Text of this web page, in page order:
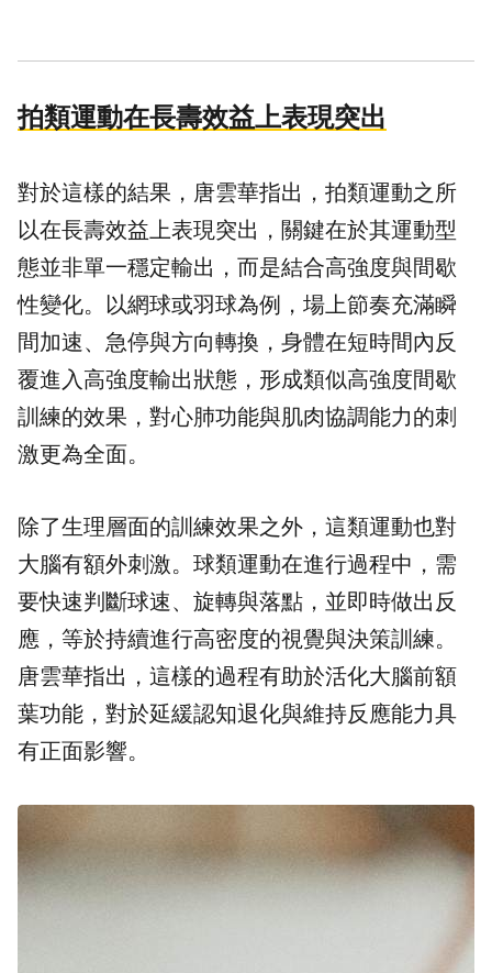
拍類運動在長壽效益上表現突出
對於這樣的結果，唐雲華指出，拍類運動之所
以在長壽效益上表現突出，關鍵在於其運動型
態並非單一穩定輸出，而是結合高強度與間歇
性變化。以網球或羽球為例，場上節奏充滿瞬
間加速、急停與方向轉換，身體在短時間內反
覆進入高強度輸出狀態，形成類似高強度間歇
訓練的效果，對心肺功能與肌肉協調能力的刺
激更為全面。
除了生理層面的訓練效果之外，這類運動也對
大腦有額外刺激。球類運動在進行過程中，需
要快速判斷球速、旋轉與落點，並即時做出反
應，等於持續進行高密度的視覺與決策訓練。
唐雲華指出，這樣的過程有助於活化大腦前額
葉功能，對於延緩認知退化與維持反應能力具
有正面影響。